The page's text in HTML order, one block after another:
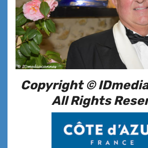
Copyright ©
All Rights